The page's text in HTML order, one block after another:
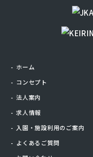
ホーム
コンセプト
法人案内
求人情報
入園・施設利用のご案内
よくあるご質問